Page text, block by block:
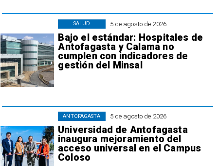
5 de agosto de 2026
Bajo el estándar: Hospitales de
Antofagasta y Calama no
cumplen con indicadores de
gestión del Minsal
SALUD
5 de agosto de 2026
Universidad de Antofagasta
inaugura mejoramiento del
acceso universal en el Campus
Coloso
ANTOFAGASTA